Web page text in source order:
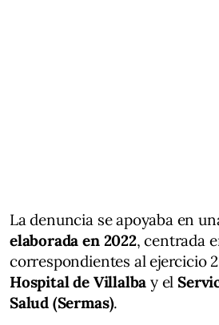
La denuncia se apoyaba en
elaborada en 2022, centrada
correspondientes al ejercicio
Hospital de Villalba y el
Salud (Sermas).